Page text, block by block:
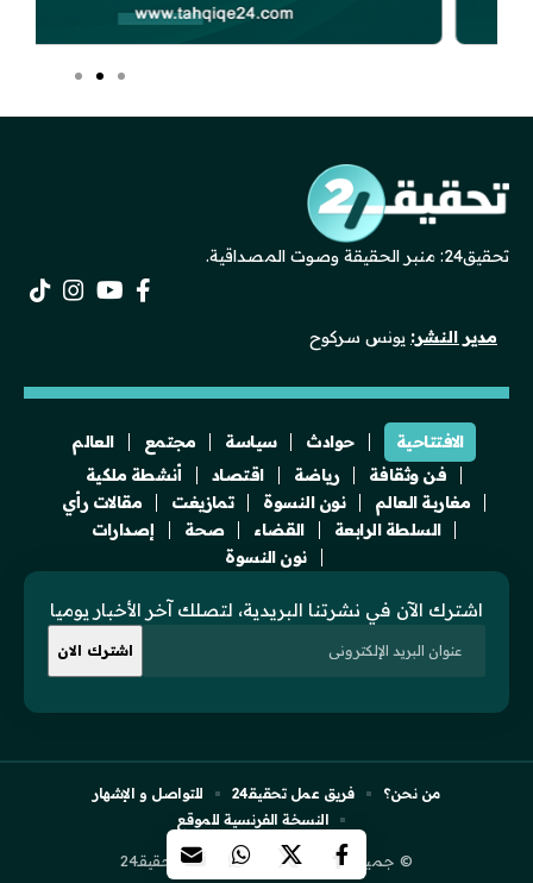
تحقيق24: منبر الحقيقة وصوت المصداقية.
مدير النشر: يونس سركوح
الافتتاحية حوادث سياسة مجتمع
العالم
فن وثقافة
رياضة اقتصاد
أنشطة ملكية
مغاربة العالم
نون النسوة تمازيغت
مقالات رأي
السلطة الرابعة
القضاء صحة
إصدارات
نون النسوة
اشترك الآن في نشرتنا البريدية، لتصلك آخر الأخبار يوميا
© جميع الحقوق محفوظة لجريدة تحقيقـ24
من نحن؟ فريق عمل تحقيقـ24
للتواصل و الإشهار
النسخة الفرنسية للموقع